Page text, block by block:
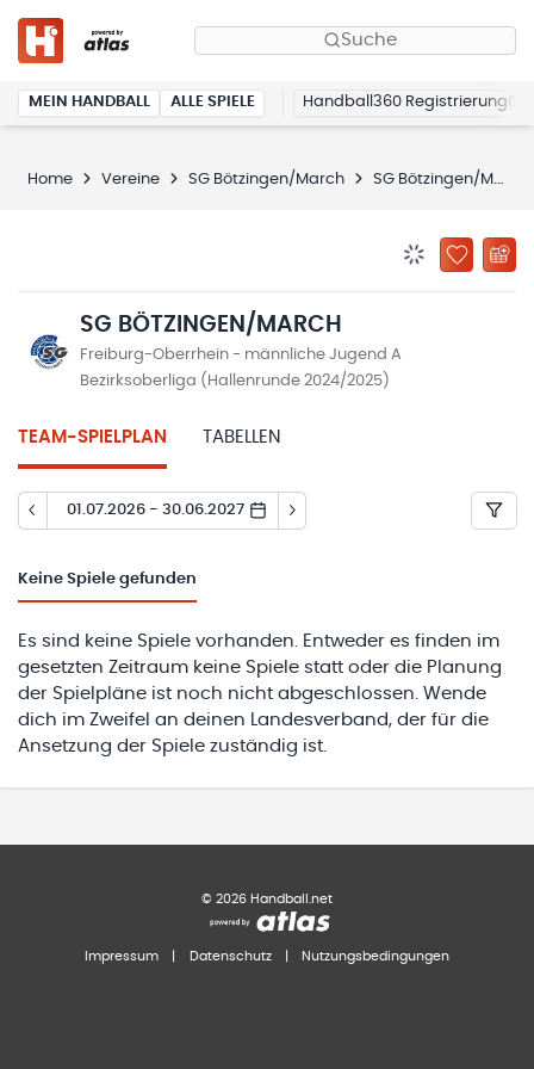
Suche
MEIN HANDBALL ALLE SPIELE Handball360 Registrierung
Home Vereine SG Bötzingen/March SG Bötzingen/March
ZU
SG BÖTZINGEN/MARCH
Freiburg-Oberrhein - männliche Jugend A
Bezirksoberliga (Hallenrunde 2024/2025)
TEAM-SPIELPLAN TABELLEN
01.07.2026 - 30.06.2027
Keine Spiele gefunden
Es sind keine Spiele vorhanden. Entweder es finden im
gesetzten Zeitraum keine Spiele statt oder die Planung
der Spielpläne ist noch nicht abgeschlossen. Wende
dich im Zweifel an deinen Landesverband, der für die
Ansetzung der Spiele zuständig ist.
© 2026 Handball.net
Impressum Datenschutz Nutzungsbedingungen